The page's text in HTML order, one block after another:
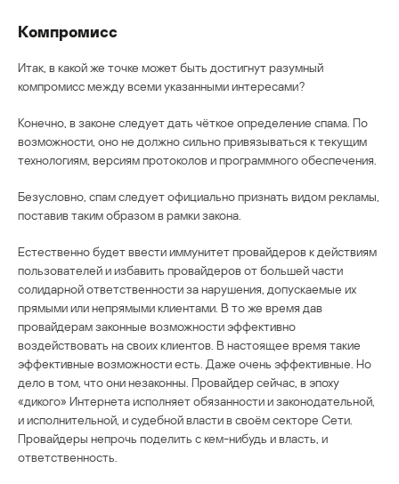
Компромисс
Итак, в какой же точке может быть достигнут разумный
компромисс между всеми указанными интересами?
Конечно, в законе следует дать чёткое определение спама. По
возможности, оно не должно сильно привязываться к текущим
технологиям, версиям протоколов и программного обеспечения.
Безусловно, спам следует официально признать видом рекламы,
поставив таким образом в рамки закона.
Естественно будет ввести иммунитет провайдеров к действиям
пользователей и избавить провайдеров от большей части
солидарной ответственности за нарушения, допускаемые их
прямыми или непрямыми клиентами. В то же время дав
провайдерам законные возможности эффективно
воздействовать на своих клиентов. В настоящее время такие
эффективные возможности есть. Даже очень эффективные. Но
дело в том, что они незаконны. Провайдер сейчас, в эпоху
«дикого» Интернета исполняет обязанности и законодательной,
и исполнительной, и судебной власти в своём секторе Сети.
Провайдеры непрочь поделить с кем-нибудь и власть, и
ответственность.